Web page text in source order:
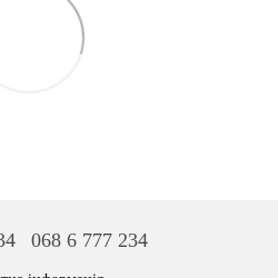
068 6 777 234